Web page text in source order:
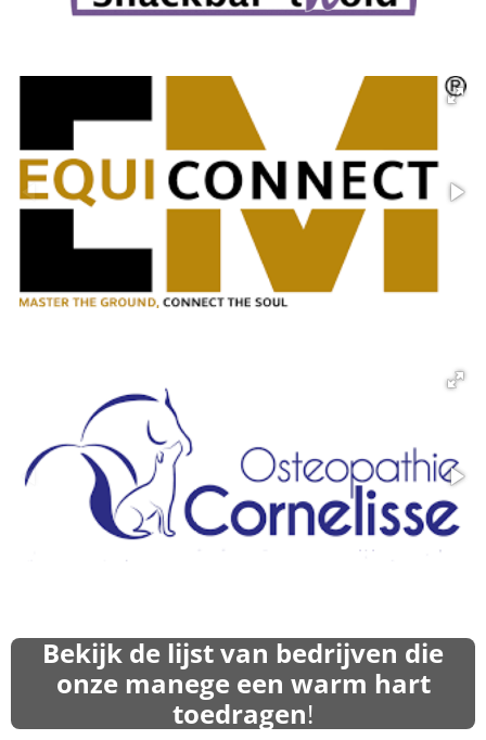
Bekijk de lijst van bedrijven die
onze manege een warm hart
toedragen!